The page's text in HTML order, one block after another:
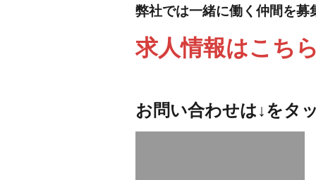
弊社では一緒に働く仲間を募
求人情報はこちら
お問い合わせは↓をタ